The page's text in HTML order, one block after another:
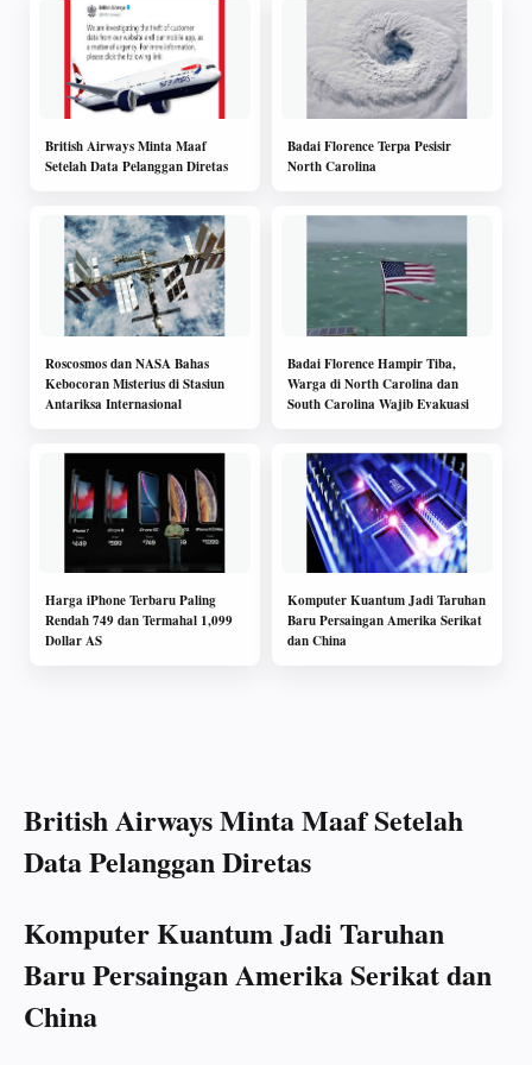
British Airways Minta Maaf
Setelah Data Pelanggan Diretas
Badai Florence Terpa Pesisir
North Carolina
Roscosmos dan NASA Bahas
Kebocoran Misterius di Stasiun
Antariksa Internasional
Badai Florence Hampir Tiba,
Warga di North Carolina dan
South Carolina Wajib Evakuasi
Harga iPhone Terbaru Paling
Rendah 749 dan Termahal 1,099
Dollar AS
Komputer Kuantum Jadi Taruhan
Baru Persaingan Amerika Serikat
dan China
British Airways Minta Maaf Setelah
Data Pelanggan Diretas
Komputer Kuantum Jadi Taruhan
Baru Persaingan Amerika Serikat dan
China